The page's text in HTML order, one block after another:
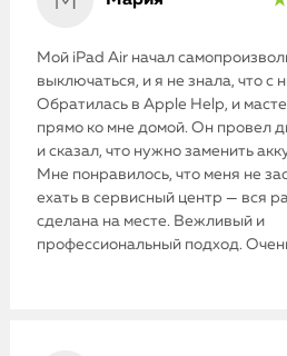
Мой iPad Air начал
выключаться, и я не знала, что с
Обратилась в Apple Help, и
прямо ко мне домой. Он провел
и сказал, что нужно заменить
Мне понравилось, что меня не
ехать в сервисный центр — вся
сделана на месте. Вежливый и
профессиональный подход.